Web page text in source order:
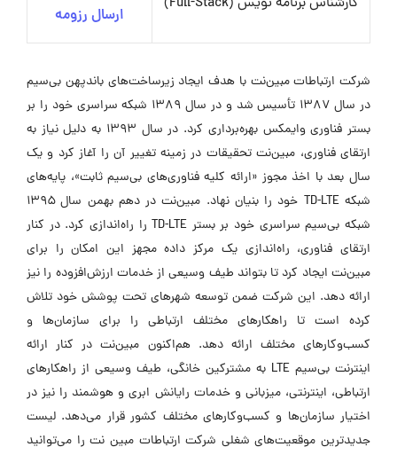
ارسال رزومه
شرکت ارتباطات مبین‌نت با هدف ایجاد زیرساخت‌های باندپهن بی‌سیم
در سال ۱۳۸۷ تأسیس شد و در سال ۱۳۸۹ شبکه سراسری خود را بر
بستر فناوری وایمکس بهره‌برداری کرد. در سال ۱۳۹۳ به دلیل نیاز به
ارتقای فناوری، مبین‌نت تحقیقات در زمینه تغییر آن را آغاز کرد و یک
سال بعد با اخذ مجوز «ارائه کلیه فناوری‌های بی‌سیم ثابت»، پایه‌های
شبکه TD-LTE خود را بنیان نهاد. مبین‌نت در دهم بهمن سال ۱۳۹۵
شبکه بی‌سیم سراسری خود بر بستر TD-LTE را راه‌اندازی کرد. در کنار
ارتقای فناوری، راه‌اندازی یک مرکز داده مجهز این امکان را برای
مبین‌نت ایجاد کرد تا بتواند طیف وسیعی از خدمات ارزش‌افزوده را نیز
ارائه دهد. این شرکت ضمن توسعه شهرهای تحت پوشش خود تلاش
کرده است تا راهکارهای مختلف ارتباطی را برای سازمان‌ها و
کسب‌وکارهای مختلف ارائه دهد. هم‌اکنون مبین‌نت در کنار ارائه
اینترنت بی‌سیم LTE به مشترکین خانگی، طیف وسیعی از راهکارهای
ارتباطی، اینترنتی، میزبانی و خدمات رایانش ابری و هوشمند را نیز در
اختیار سازمان‌ها و کسب‌وکارهای مختلف کشور قرار می‌دهد. لیست
جدیدترین موقعیت‌های شغلی شرکت ارتباطات مبین نت را می‌توانید